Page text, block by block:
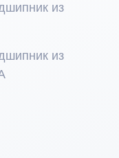
из
из